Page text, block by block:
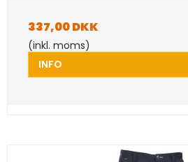
337,00 DKK
(inkl. moms)
INFO